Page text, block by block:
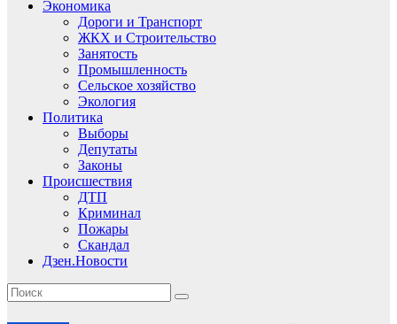
Экономика
Дороги и Транспорт
ЖКХ и Строительство
Занятость
Промышленность
Сельское хозяйство
Экология
Политика
Выборы
Депутаты
Законы
Происшествия
ДТП
Криминал
Пожары
Скандал
Дзен.Новости